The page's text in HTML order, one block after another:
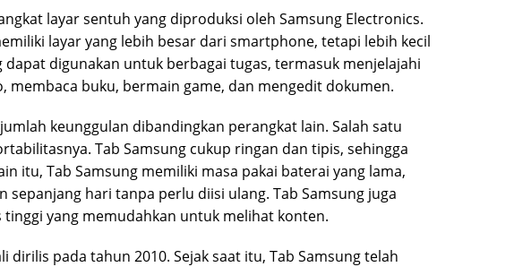
layar sentuh yang diproduksi oleh Samsung Electronics.
layar yang lebih besar dari smartphone, tetapi lebih kecil
dapat digunakan untuk berbagai tugas, termasuk menjelajahi
membaca buku, bermain game, dan mengedit dokumen.
keunggulan dibandingkan perangkat lain. Salah satu
Tab Samsung cukup ringan dan tipis, sehingga
itu, Tab Samsung memiliki masa pakai baterai yang lama,
sepanjang hari tanpa perlu diisi ulang. Tab Samsung juga
yang memudahkan untuk melihat konten.
dirilis pada tahun 2010. Sejak saat itu, Tab Samsung telah